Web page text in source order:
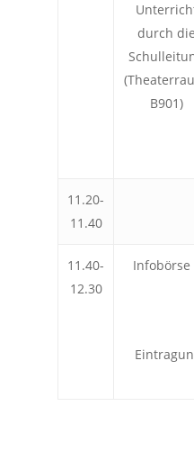
durch die
B901)
11.20-
11.40
11.40-
12.30
Infobörse